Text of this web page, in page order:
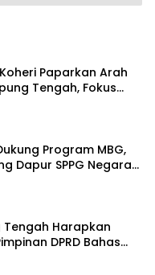
Paparkan Arah
Tengah, Fokus
Infrastruktur dan
Program MBG,
Dapur SPPG Negara
Tengah Harapkan
DPRD Bahas
2027